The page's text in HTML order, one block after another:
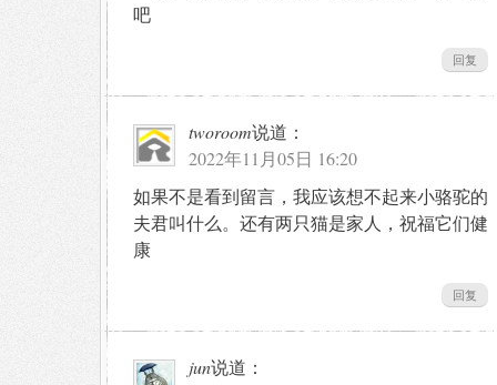
吧
回复
tworoom说道：
2022年11月05日 16:20
如果不是看到留言，我应该想不起来小骆驼的
夫君叫什么。还有两只猫是家人，祝福它们健
康
回复
jun说道：